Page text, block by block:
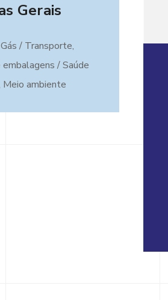
Gerais
/ Transporte,
/ Saúde
Meio ambiente